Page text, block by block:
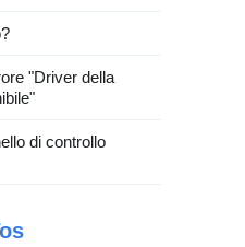
"Driver della
di controllo